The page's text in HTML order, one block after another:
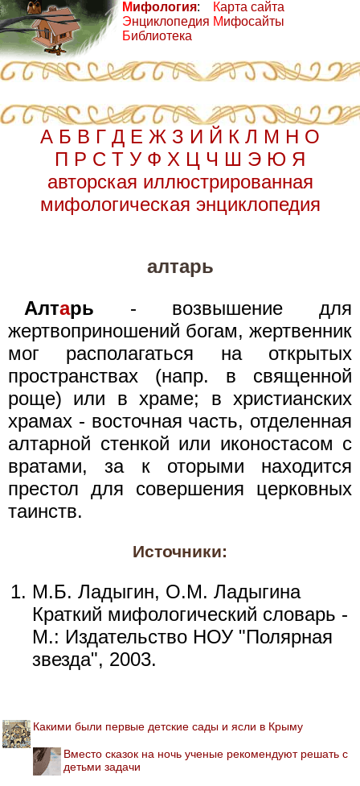
Мифология:
Энциклопедия
Библиотека
Карта сайта
Мифосайты
А Б В Г Д Е Ж З И Й К Л М Н О
П Р С Т У Ф Х Ц Ч Ш Э Ю Я
авторская иллюстрированная
мифологическая энциклопедия
алтарь
Алтарь - возвышение для
жертвоприношений богам, жертвенник
мог располагаться на открытых
пространствах (напр. в священной
роще) или в храме; в христианских
храмах - восточная часть, отделенная
алтарной стенкой или иконостасом с
вратами, за к оторыми находится
престол для совершения церковных
таинств.
Источники:
М.Б. Ладыгин, О.М. Ладыгина
Краткий мифологический словарь -
М.: Издательство НОУ "Полярная
звезда", 2003.
Какими были первые детские сады и ясли в Крыму
Вместо сказок на ночь ученые рекомендуют решать с
детьми задачи